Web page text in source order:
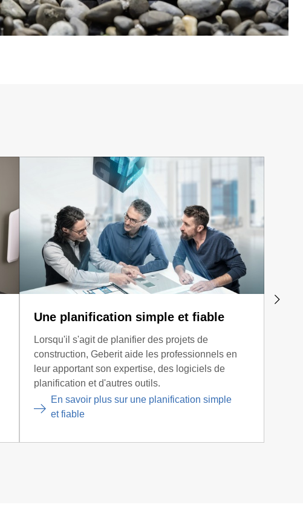
Une planification simple et fiable
Lorsqu'il s'agit de planifier des projets de
construction, Geberit aide les professionnels en
leur apportant son expertise, des logiciels de
planification et d'autres outils.
En savoir plus sur une planification simple
et fiable